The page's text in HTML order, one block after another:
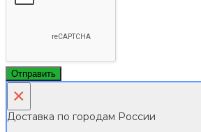
Отправить
×
Доставка по городам России